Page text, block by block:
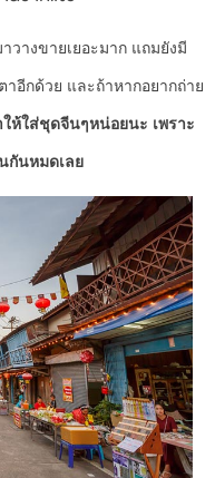
างขายเยอะมาก แถมยังมี
อีกด้วย และถ้าหากอยากถ่าย
ห้ใส่ชุดจีนๆหน่อยนะ เพราะ
กันหมดเลย